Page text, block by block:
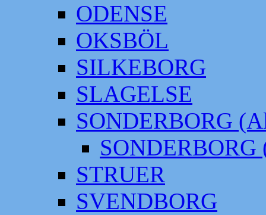
ODENSE
OKSBÖL
SILKEBORG
SLAGELSE
SONDERBORG
SONDERBORG
STRUER
SVENDBORG